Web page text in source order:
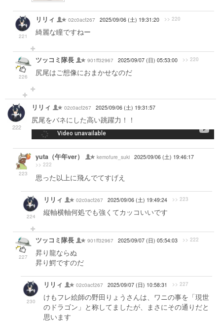
221
リリィ 02c0acf267 2025/09/06 (土) 19:31:20 >> 220
綺麗な瞳ですねー
226
ツッコミ隊長 901ff32967 2025/09/07 (日) 05:53:00 >> 220
尻尾はご想像におまかせなのだ
222
リリィ 02c0acf267 2025/09/06 (土) 19:31:57
尻尾をバネにした高い跳躍力！！
223
yuta（午年ver） kemofure_suki 2025/09/06 (土) 19:46:17
>> 222
思った以上に飛んでてすげえ
224
リリィ 02c0acf267 2025/09/06 (土) 19:49:24 >> 223
縦軸横軸何処でも強くてカッコいいです
227
ツッコミ隊長 901ff32967 2025/09/07 (日) 05:54:03 >> 222
昇り龍ならぬ
昇り鰐ですのだ
230
リリィ 02c0acf267 2025/09/07 (日) 10:58:31 >> 227
けもフレ絵師の野田りょうさんは、ワニの事を「現世
のドラゴン」と称してましたが、まさにその通りだと
思います